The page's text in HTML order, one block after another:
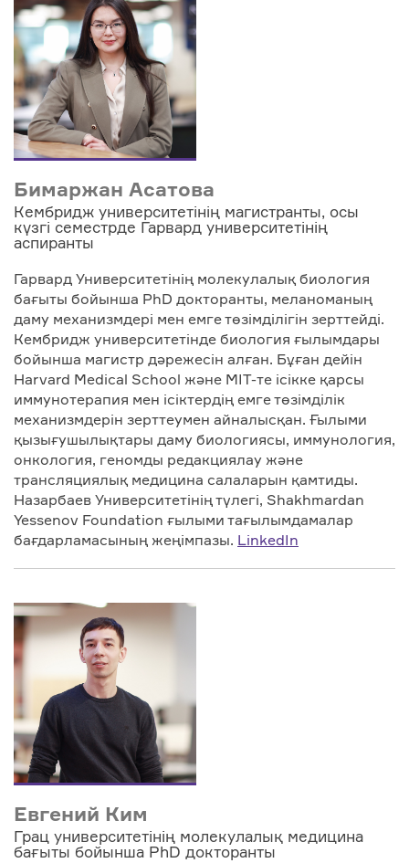
Бимаржан Асатова
Кембридж университетінің магистранты, осы
күзгі семестрде Гарвард университетінің
аспиранты
Гарвард Университетінің молекулалық биология
бағыты бойынша PhD докторанты, меланоманың
даму механизмдері мен емге төзімділігін зерттейді.
Кембридж университетінде биология ғылымдары
бойынша магистр дәрежесін алған. Бұған дейін
Harvard Medical School және MIT-те ісікке қарсы
иммунотерапия мен ісіктердің емге төзімділік
механизмдерін зерттеумен айналысқан. Ғылыми
қызығушылықтары даму биологиясы, иммунология,
онкология, геномды редакциялау және
трансляциялық медицина салаларын қамтиды.
Назарбаев Университетінің түлегі, Shakhmardan
Yessenov Foundation ғылыми тағылымдамалар
бағдарламасының жеңімпазы. LinkedIn
Евгений Ким
Грац университетінің молекулалық медицина
бағыты бойынша PhD докторанты